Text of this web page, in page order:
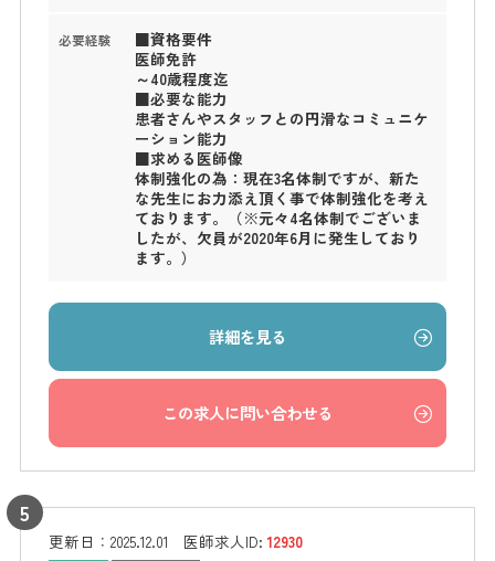
必要経験
■資格要件
医師免許
～40歳程度迄
■必要な能力
患者さんやスタッフとの円滑なコミュニケ
ーション能力
■求める医師像
体制強化の為：現在3名体制ですが、新た
な先生にお力添え頂く事で体制強化を考え
ております。（※元々4名体制でございま
したが、欠員が2020年6月に発生しており
ます。）
詳細を見る
この求人に問い合わせる
更新日： 2025.12.01 医師求人ID:12930